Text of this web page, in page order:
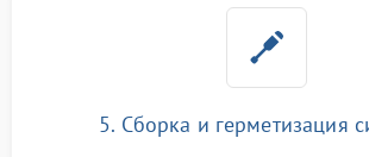
5. Сборка и герметизация